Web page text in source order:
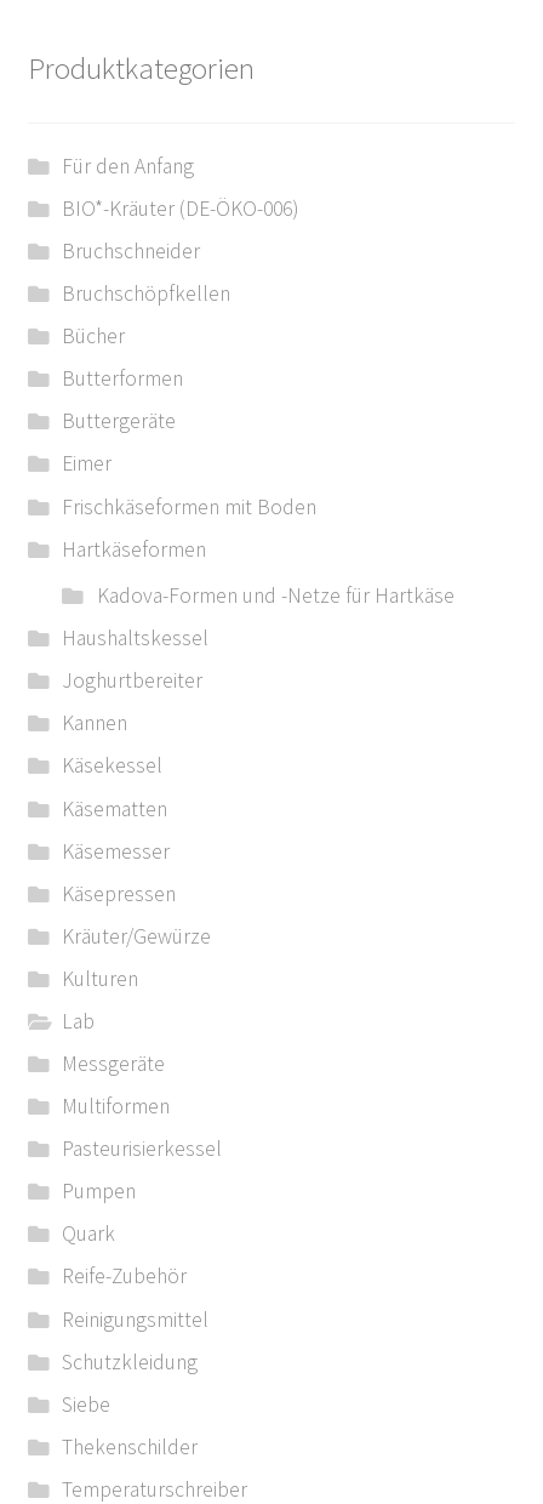
Produktkategorien
Für den Anfang
BIO*-Kräuter (DE-ÖKO-006)
Bruchschneider
Bruchschöpfkellen
Bücher
Butterformen
Buttergeräte
Eimer
Frischkäseformen mit Boden
Hartkäseformen
Kadova-Formen und -Netze für Hartkäse
Haushaltskessel
Joghurtbereiter
Kannen
Käsekessel
Käsematten
Käsemesser
Käsepressen
Kräuter/Gewürze
Kulturen
Lab
Messgeräte
Multiformen
Pasteurisierkessel
Pumpen
Quark
Reife-Zubehör
Reinigungsmittel
Schutzkleidung
Siebe
Thekenschilder
Temperaturschreiber